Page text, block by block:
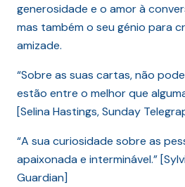
generosidade e o amor à
mas também o seu génio para
amizade.
“Sobre as suas cartas, não
estão entre o melhor que
[Selina Hastings, Sunday
“A sua curiosidade sobre as
apaixonada e interminável.”
Guardian]